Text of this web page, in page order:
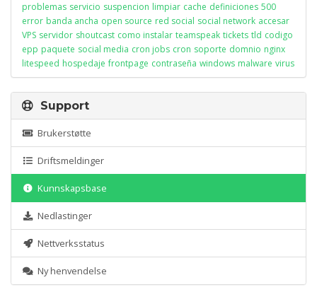
problemas servicio suspencion limpiar cache definiciones 500
error banda ancha open source red social social network accesar
VPS servidor shoutcast como instalar teamspeak tickets tld codigo
epp paquete social media cron jobs cron soporte domnio nginx
litespeed hospedaje frontpage contraseña windows malware virus
Support
Brukerstøtte
Driftsmeldinger
Kunnskapsbase
Nedlastinger
Nettverksstatus
Ny henvendelse